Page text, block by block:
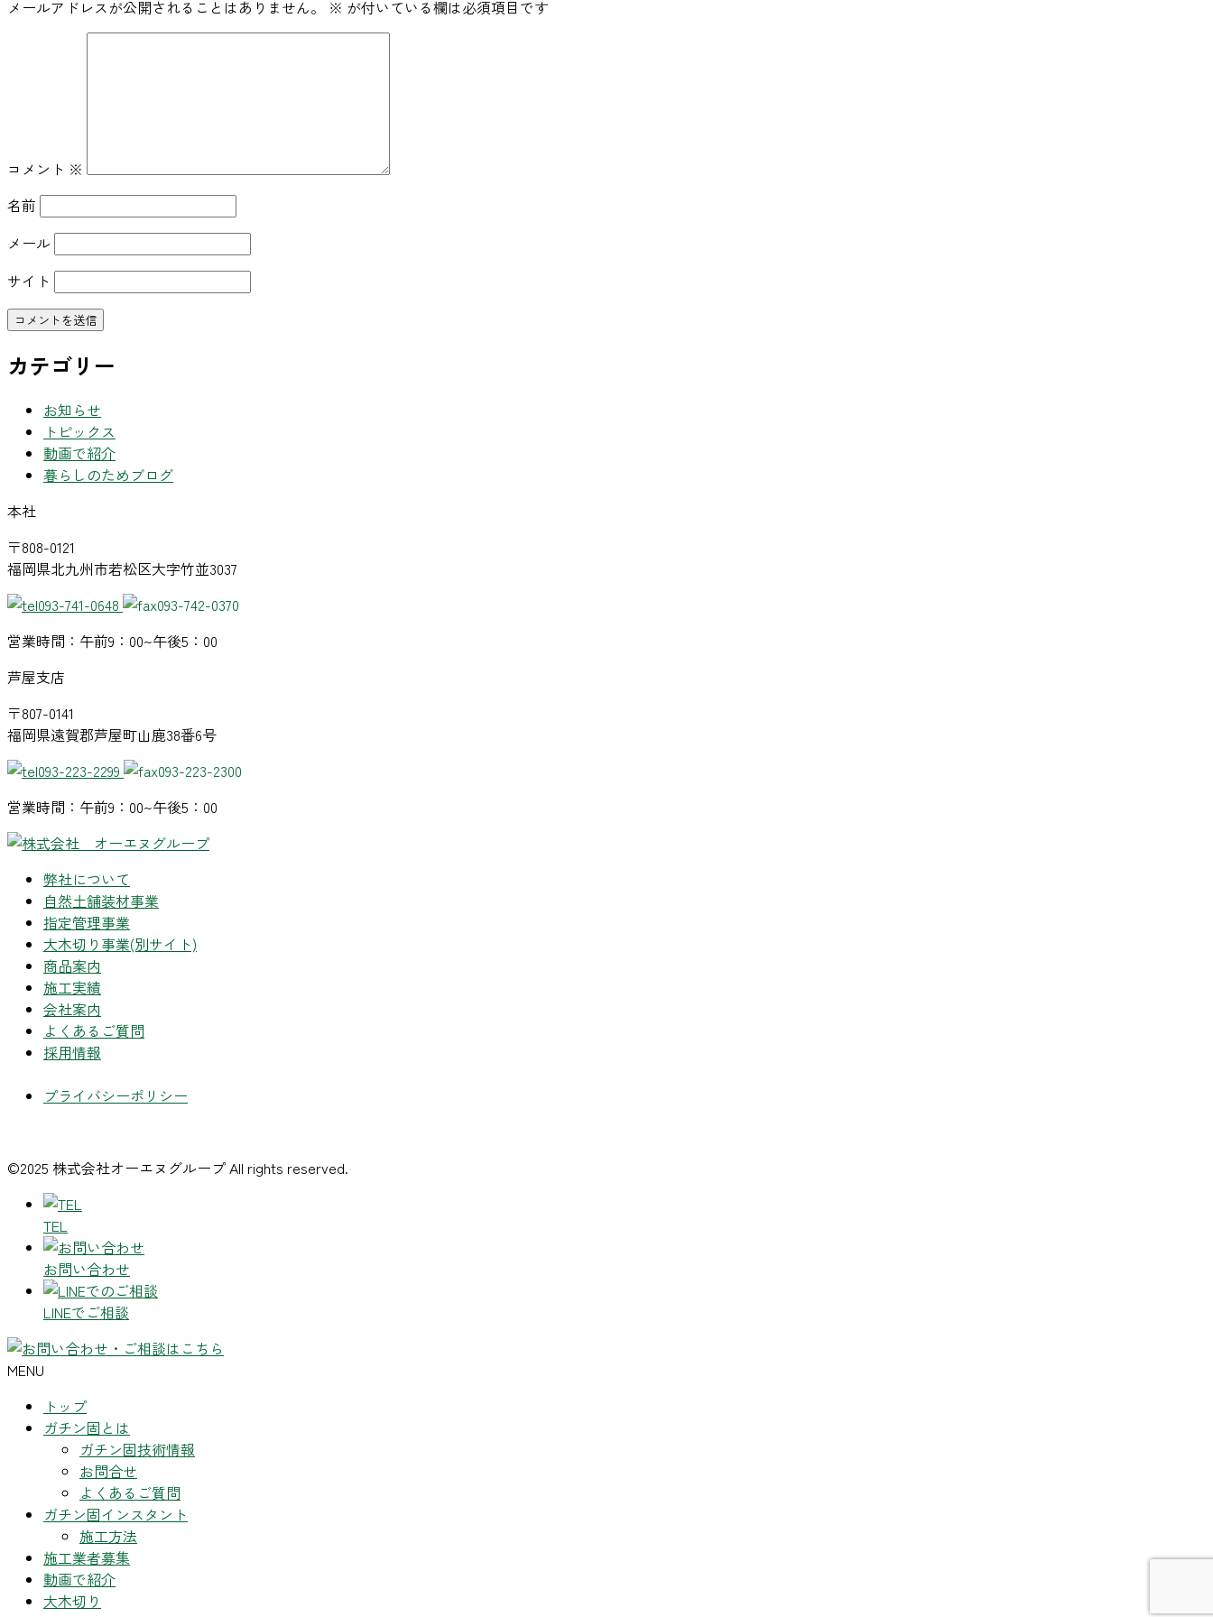
メールアドレスが公開されることはありません。 ※ が付いている欄は必須項目です
コメント ※
名前
メール
サイト
カテゴリー
お知らせ
トピックス
動画で紹介
暮らしのためブログ
本社
〒808-0121
福岡県北九州市若松区大字竹並3037
093-741-0648
093-742-0370
営業時間：午前9：00~午後5：00
芦屋支店
〒807-0141
福岡県遠賀郡芦屋町山鹿38番6号
093-223-2299
093-223-2300
営業時間：午前9：00~午後5：00
弊社について
自然土舗装材事業
指定管理事業
大木切り事業(別サイト)
商品案内
施工実績
会社案内
よくあるご質問
採用情報
プライバシーポリシー
©2025 株式会社オーエヌグループ All rights reserved.
TEL
お問い合わせ
LINEでご相談
MENU
トップ
ガチン固とは
ガチン固技術情報
お問合せ
よくあるご質問
ガチン固インスタント
施工方法
施工業者募集
動画で紹介
大木切り